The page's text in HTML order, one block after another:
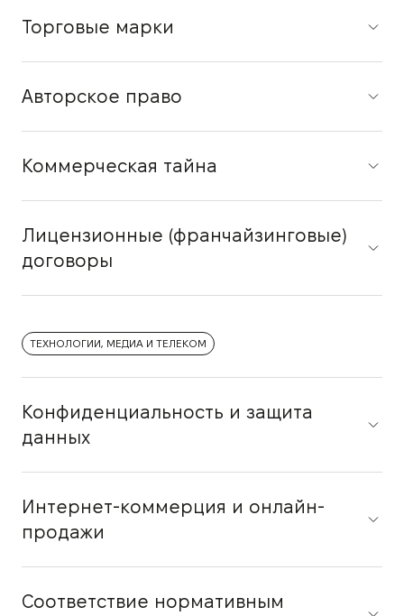
Торговые марки
Авторское право
Коммерческая тайна
Лицензионные (франчайзинговые)
договоры
ТЕХНОЛОГИИ, МЕДИА И ТЕЛЕКОМ
Конфиденциальность и защита
данных
Интернет-коммерция и онлайн-
продажи
Соответствие нормативным